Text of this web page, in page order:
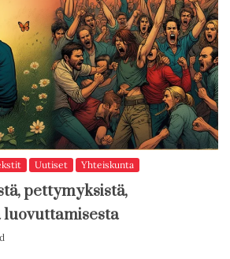
Uutiset Yhteiskunta
pettymyksistä,
luovuttamisesta